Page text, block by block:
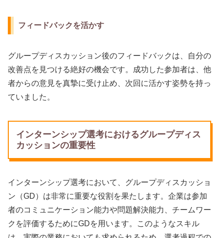
フィードバックを活かす
グループディスカッション後のフィードバックは、自分の
改善点を見つける絶好の機会です。成功した参加者は、他
者からの意見を真摯に受け止め、次回に活かす姿勢を持っ
ていました。
インターンシップ選考におけるグループディス
カッションの重要性
インターンシップ選考において、グループディスカッショ
ン（GD）は非常に重要な役割を果たします。企業は参加
者のコミュニケーション能力や問題解決能力、チームワー
クを評価するためにGDを用います。このようなスキル